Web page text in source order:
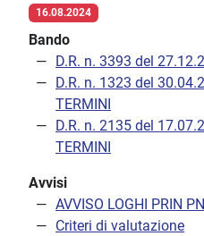
16.08.2024
Bando
D.R. n. 3393 del
D.R. n. 1323 del
TERMINI
D.R. n. 2135 del
TERMINI
Avvisi
AVVISO LOGHI PRIN
Criteri di valutazione